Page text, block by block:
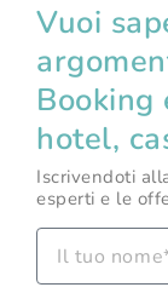
Vuoi
hotel,
Iscrivendoti
esperti e le